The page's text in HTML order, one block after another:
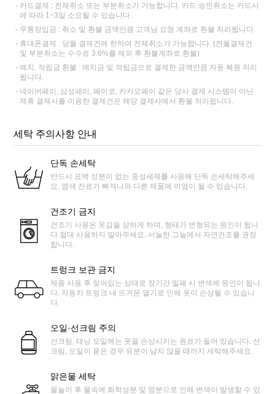
카드결제 : 전체취소 또는 부분취소가 가능합니다. 카드 승인취소는 카드사
에 따라 1~3일 소요될 수 있습니다.
무통장입금 : 취소 및 환불 금액만큼 고객님 요청 계좌로 환불 처리됩니다.
휴대폰결제 : 당월 결제건에 한하여 전체취소가 가능합니다. (전월결제건
및 부분취소는 수수료 3.6%를 제외 후 환불계좌로 환불)
예치, 적립금 환불 : 예치금 및 적립금으로 결제한 금액만큼 자동 복원 처리
됩니다.
네이버페이, 삼성페이, 페이코, 카카오페이 같은 당사 결제 시스템이 아닌
제휴 결제사를 이용한 결제건은 해당 결제사에서 환불 처리됩니다.
세탁 주의사항 안내
단독 손세탁
반드시 표백 성분이 없는 중성세제를 사용해 단독 손세탁해주세
요. 염색 잔료가 빠져나와 다른 제품에 이염이 될 수 있습니다.
건조기 금지
건조기 사용은 옷감을 상하게 하며, 형태가 변형되는 원인이 됩니
다.절대 사용하지 말아주세요. 서늘한 그늘에서 자연건조를 권장
합니다.
트렁크 보관 금지
제품 사용 후 젖어있는 상태로 장기간 밀폐 시 변색에 원인이 됩니
다. 자동차 트렁크 내 뜨거운 열기로 인해 옷이 손상될 수 있습니
다.
오일·선크림 주의
선크림, 태닝 오일에는 옷을 손상시키는 원료가 들어 있습니다. 선
크림, 오일이 묻은 경우 유분이 남지 않을 때까지 세탁해주세요.
맑은물 세탁
물놀이 후 물속에 화학성분 및 염분으로 인해 변색이 발생할 수 있